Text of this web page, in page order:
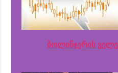
ბოლინჯერის